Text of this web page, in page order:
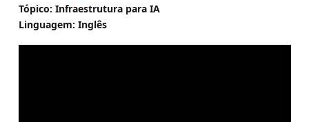
Tópico: Infraestrutura para IA
Linguagem: Inglês